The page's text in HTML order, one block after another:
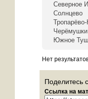
Северное
Солнцево
Черёмушки
Южное
Нет
Поделитесь
Ссылка на